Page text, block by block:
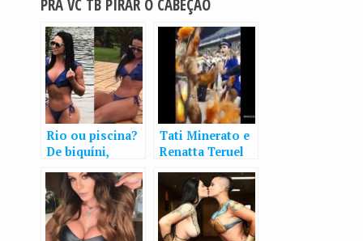
PRÁ VC TB PIRAR O CABEÇÃO
Rio ou piscina?
De biquíni,
mostra corpão
na web
Tati Minerato e
Renatta Teruel
empurram em
ensaio técnico
da Gaviões da
Fiel; veja vídeo